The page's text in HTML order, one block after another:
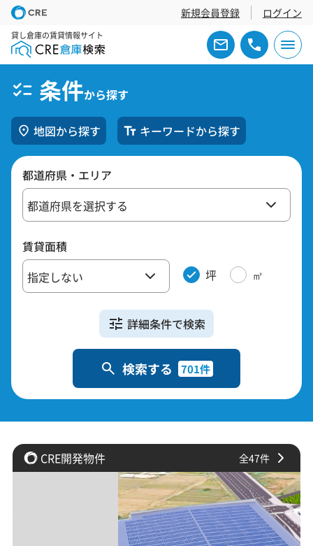
新規会員登録 ログイン
貸し倉庫の賃貸情報サイト
条件から探す
地図から探す キーワードから探す
都道府県・ エリア
賃貸面積
坪
㎡
詳細条件で検索
検索する 701件
CRE開発物件 全47件